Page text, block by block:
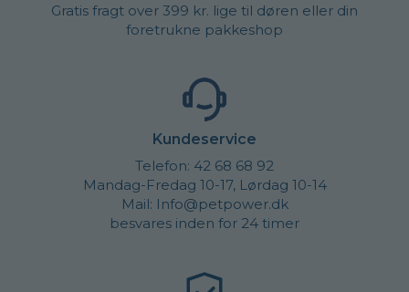
Gratis fragt over 399 kr. lige til døren eller din
foretrukne pakkeshop
Kundeservice
Telefon: 42 68 68 92
Mandag-Fredag 10-17, Lørdag 10-14
Mail: Info@petpower.dk
besvares inden for 24 timer